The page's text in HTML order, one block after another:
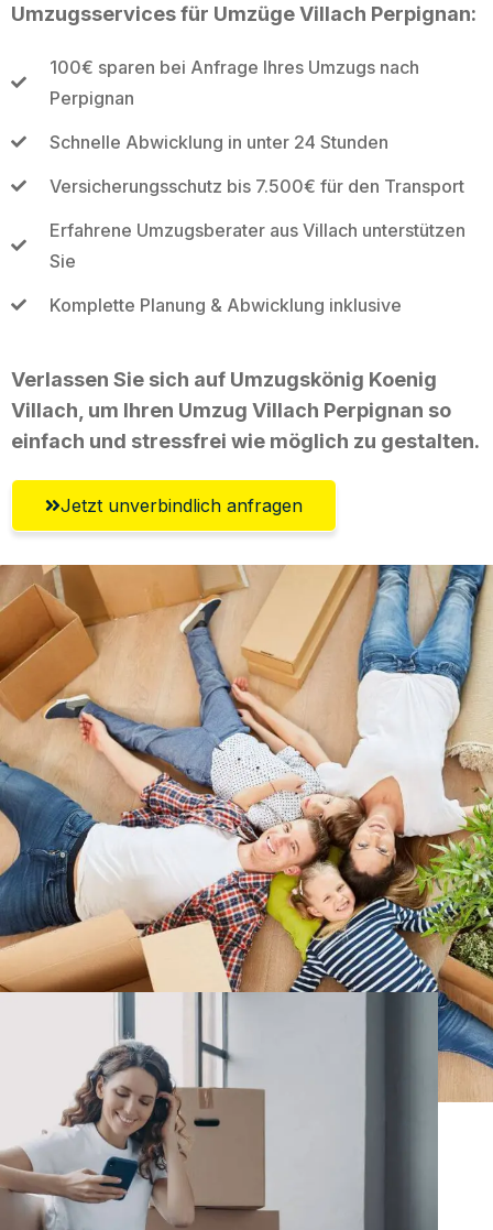
Umzugsservices für Umzüge Villach Perpignan:
100€ sparen bei Anfrage Ihres Umzugs nach
Perpignan
Schnelle Abwicklung in unter 24 Stunden
Versicherungsschutz bis 7.500€ für den Transport
Erfahrene Umzugsberater aus Villach unterstützen
Sie
Komplette Planung & Abwicklung inklusive
Verlassen Sie sich auf Umzugskönig Koenig
Villach, um Ihren Umzug Villach Perpignan so
einfach und stressfrei wie möglich zu gestalten.
Jetzt unverbindlich anfragen